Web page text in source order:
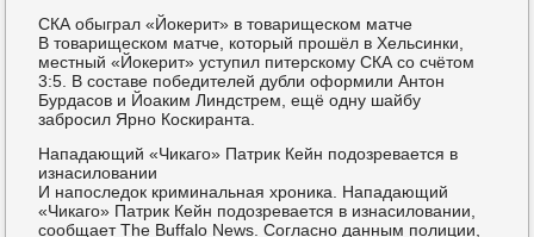
СКА обыграл «Йокерит» в товарищеском матче
В товарищеском матче, который прошёл в Хельсинки,
местный «Йокерит» уступил питерскому СКА со счётом
3:5. В составе победителей дубли оформили Антон
Бурдасов и Йоаким Линдстрем, ещё одну шайбу
забросил Ярно Коскиранта.
Нападающий «Чикаго» Патрик Кейн подозревается в
изнасиловании
И напоследок криминальная хроника. Нападающий
«Чикаго» Патрик Кейн подозревается в изнасиловании,
сообщает The Buffalo News. Согласно данным полиции,